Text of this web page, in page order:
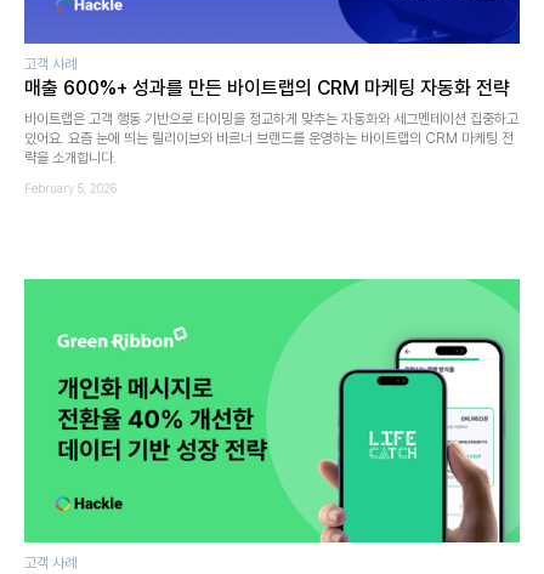
고객 사례
매출 600%+ 성과를 만든 바이트랩의 CRM 마케팅 자동화 전략
바이트랩은 고객 행동 기반으로 타이밍을 정교하게 맞추는 자동화와 세그멘테이션 집중하고
있어요. 요즘 눈에 띄는 릴리이브와 바르너 브랜드를 운영하는 바이트랩의 CRM 마케팅 전
략을 소개합니다.
February 5, 2026
고객 사례